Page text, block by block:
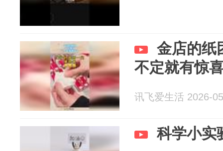
金店的纸
不定就有惊
讯飞爱生活 2026-
科学小实